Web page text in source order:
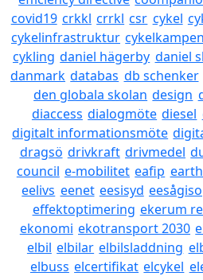
covid19 crkkl crrkl csr cykel
cykelinfrastruktur cykelkampen
cykling daniel hägerby daniel
danmark databas db schenker
den globala skolan design
diaccess dialogmöte diesel
digitalt informationsmöte
dragsö drivkraft drivmedel
council e-mobilitet eafip
eelivs eenet eesisyd eesågiso
effektoptimering ekerum
ekonomi ekotransport 2030
elbil elbilar elbilsladdning
elbuss elcertifikat elcykel